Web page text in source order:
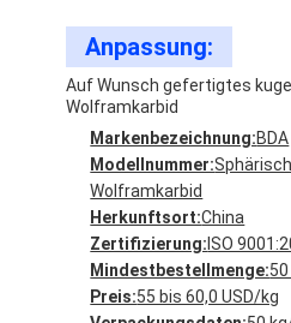
Anpassung:
Auf Wunsch gefertigtes
Wolframkarbid
Markenbezeichnung:BDA
Modellnummer:
Wolframkarbid
Herkunftsort:China
Zertifizierung: ISO
Mindestbestellmenge:
Preis:55 bis 60,0 USD/kg